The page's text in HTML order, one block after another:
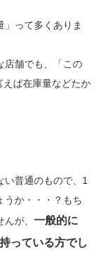
」って多くありま
店舗でも、「この
えば在庫量などたか
い普通のもので、1
うか・・・？もち
が、 一般的に
っている方でし